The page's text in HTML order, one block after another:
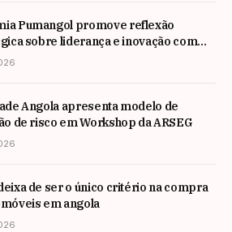
Pumangol promove reflexão
sobre liderança e inovação com
internacional Nadim Habib
Angola apresenta modelo de
de risco em Workshop da ARSEG
de ser o único critério na compra
em angola